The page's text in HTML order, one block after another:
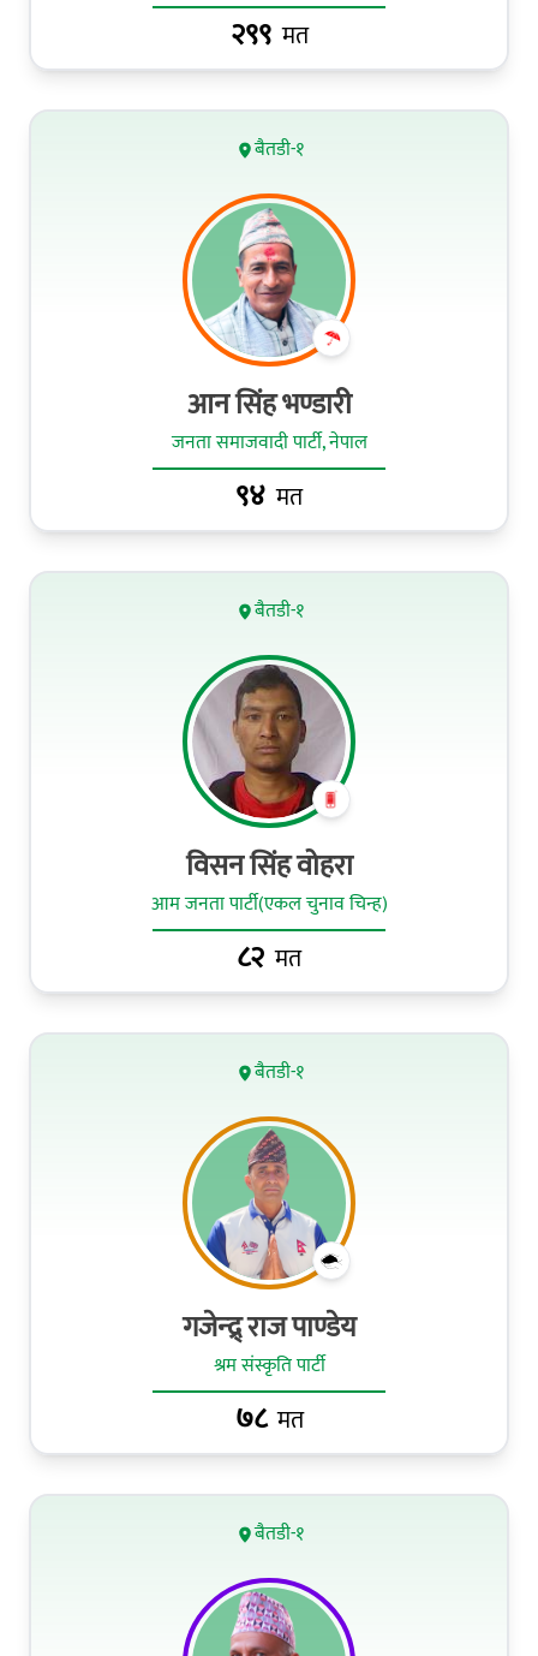
२९९ मत
बैतडी-१
आन सिंह भण्डारी
जनता समाजवादी पार्टी, नेपाल
९४ मत
बैतडी-१
विसन सिंह वोहरा
आम जनता पार्टी(एकल चुनाव चिन्ह)
८२ मत
बैतडी-१
गजेन्द्र् राज पाण्डेय
श्रम संस्कृति पार्टी
७८मत
बैतडी-१